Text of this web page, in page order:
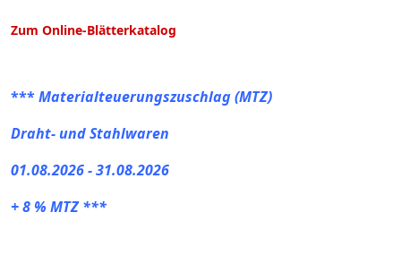
Zum Online-Blätterkatalog
***Materialteuerungszuschlag (MTZ)
Draht- und Stahlwaren
01.08.2026 - 31.08.2026
+ 8 % MTZ ***